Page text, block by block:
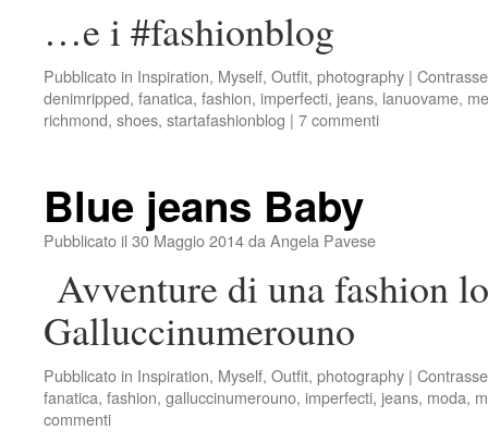
…e i #fashionblog
Pubblicato in Inspiration, Myself, Outfit, photography |
denimripped, fanatica, fashion, imperfecti, jeans, lanuovame,
richmond, shoes, startafashionblog | 7 commenti
Blue jeans Baby
Pubblicato il 30 Maggio 2014da Angela Pavese
Avventure di una fashion
Galluccinumerouno
Pubblicato in Inspiration, Myself, Outfit, photography |
fanatica, fashion, galluccinumerouno, imperfecti, jeans, moda,
commenti